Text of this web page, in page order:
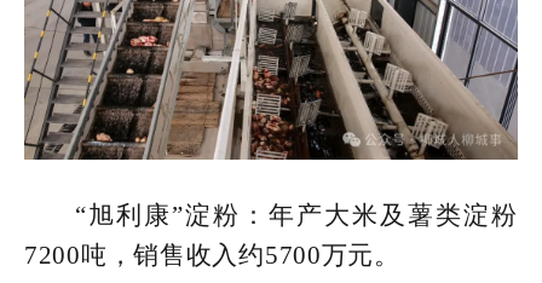
“旭利康”淀粉：年产大米及薯类淀粉
7200吨，销售收入约5700万元。